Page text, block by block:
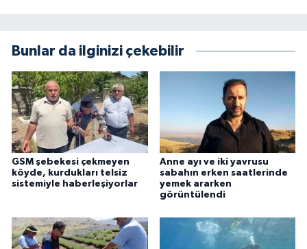
Bunlar da ilginizi çekebilir
GSM şebekesi çekmeyen
köyde, kurdukları telsiz
sistemiyle haberleşiyorlar
Anne ayı ve iki yavrusu
sabahın erken saatlerinde
yemek ararken
görüntülendi